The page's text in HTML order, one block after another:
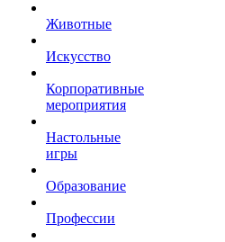
Животные
Искусство
Корпоративные
мероприятия
Настольные
игры
Образование
Профессии